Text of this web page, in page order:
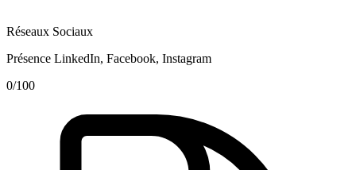
Réseaux Sociaux
Présence LinkedIn, Facebook, Instagram
0/100